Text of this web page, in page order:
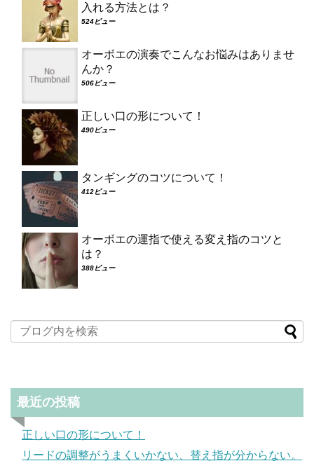
入れる方法とは？
524ビュー
オーボエの演奏でこんなお悩みはありませ
んか？
506ビュー
正しい口の形について！
490ビュー
タンギングのコツについて！
412ビュー
オーボエの運指で使える変え指のコツと
は？
388ビュー
最近の投稿
正しい口の形について！
リードの調整がうまくいかない、替え指が分からない。